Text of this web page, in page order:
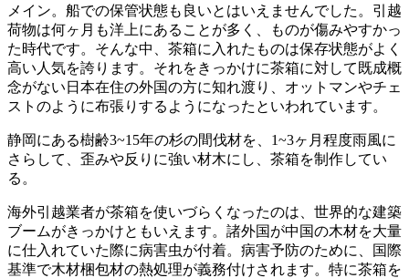
メイン。船での保管状態も良いとはいえませんでした。引越
荷物は何ヶ月も洋上にあることが多く、ものが傷みやすかっ
た時代です。そんな中、茶箱に入れたものは保存状態がよく
高い人気を誇ります。それをきっかけに茶箱に対して既成概
念がない日本在住の外国の方に知れ渡り、オットマンやチェ
ストのように布張りするようになったといわれています。
静岡にある樹齢3~15年の杉の間伐材を、1~3ヶ月程度雨風に
さらして、歪みや反りに強い材木にし、茶箱を制作してい
る。
海外引越業者が茶箱を使いづらくなったのは、世界的な建築
ブームがきっかけともいえます。諸外国が中国の木材を大量
に仕入れていた際に病害虫が付着。病害予防のために、国際
基準で木材梱包材の熱処理が義務付けされます。特に茶箱を